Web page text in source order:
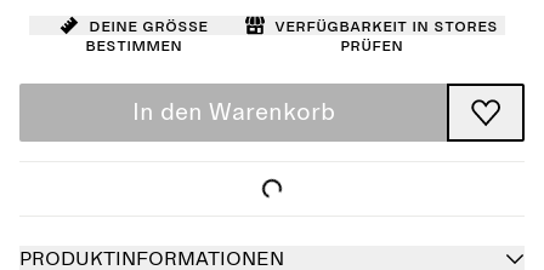
Deine Größe
bestimmen
Verfügbarkeit in Stores
prüfen
In den Warenkorb
PRODUKTINFORMATIONEN